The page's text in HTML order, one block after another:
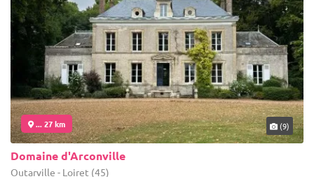
... 27 km (9)
Domaine d'Arconville
Outarville - Loiret (45)